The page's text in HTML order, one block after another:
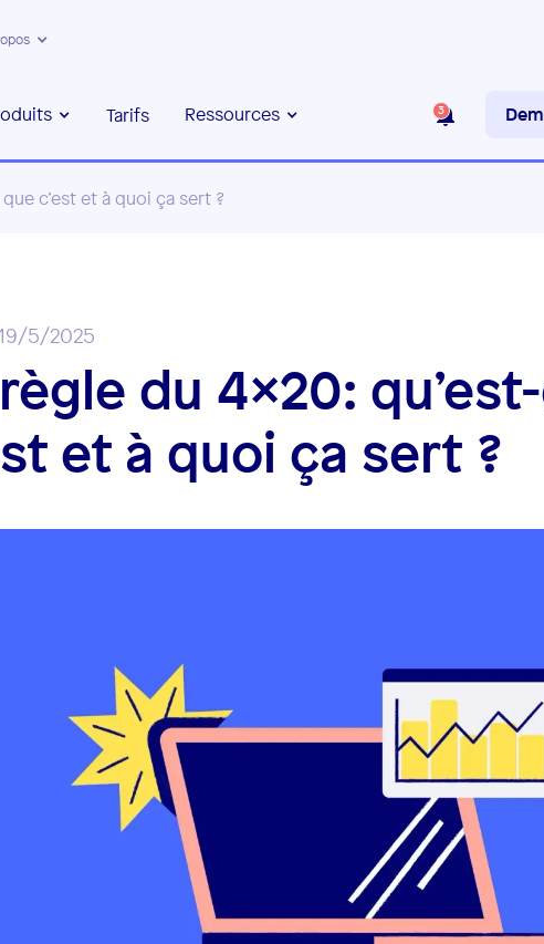
Tarifs Ressources 3
c’est et à quoi ça sert ?
5/2025
du 4x20:
et à quoi ça sert ?